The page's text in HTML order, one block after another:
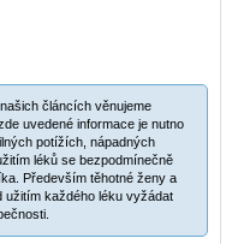
článcích věnujeme
uvedené informace je nutno
potížích, nápadných
léků se bezpodmínečně
Především těhotné ženy a
každého léku vyžádat